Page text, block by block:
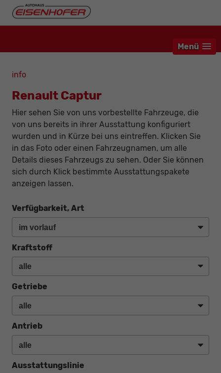
Menü
info
Renault Captur
Hier sehen Sie von uns vorbestellte Fahrzeuge, die
von uns bereits in ihrer Ausstattung konfiguriert
wurden und in Kürze bei uns eintreffen. Klicken Sie
in das Foto oder einen Fahrzeugnamen, um alle
Details dieses Fahrzeugs zu sehen. Oder Sie können
sich durch Klick bestimmte Ausstattungspakete
anzeigen lassen.
Verfügbarkeit, Art
Kraftstoff
Getriebe
Antrieb
Ausstattungslinie